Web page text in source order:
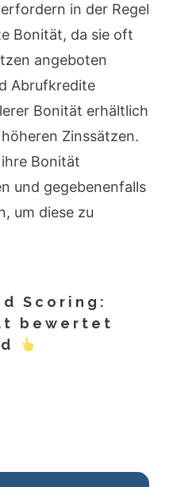
in der Regel
Bonität, da sie oft
angeboten
Abrufkredite
Bonität erhältlich
Zinssätzen.
Bonität
und gegebenenfalls
um diese zu
Scoring:
bewertet